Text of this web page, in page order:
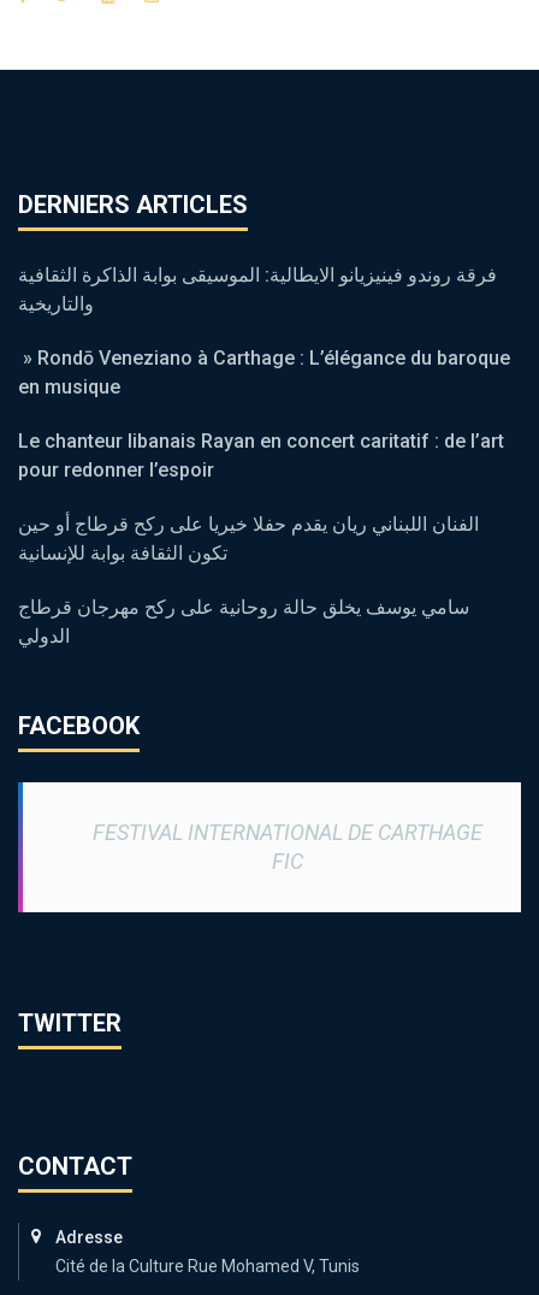
DERNIERS ARTICLES
فرقة روندو فينيزيانو الايطالية: الموسيقى بوابة الذاكرة الثقافية
والتاريخية
» Rondō Veneziano à Carthage : L’élégance du baroque
en musique
Le chanteur libanais Rayan en concert caritatif : de l’art
pour redonner l’espoir
الفنان اللبناني ريان يقدم حفلا خيريا على ركح قرطاج أو حين
تكون الثقافة بوابة للإنسانية
سامي يوسف يخلق حالة روحانية على ركح مهرجان قرطاج
الدولي
FACEBOOK
FESTIVAL INTERNATIONAL DE CARTHAGE
FIC
TWITTER
CONTACT
Adresse
Cité de la Culture Rue Mohamed V, Tunis